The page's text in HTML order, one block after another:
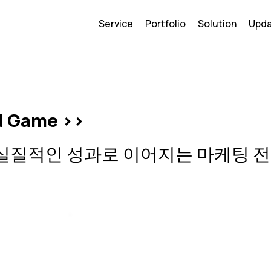
Service Portfolio Solution
>>
질적인 성과로 이어지는 마케팅